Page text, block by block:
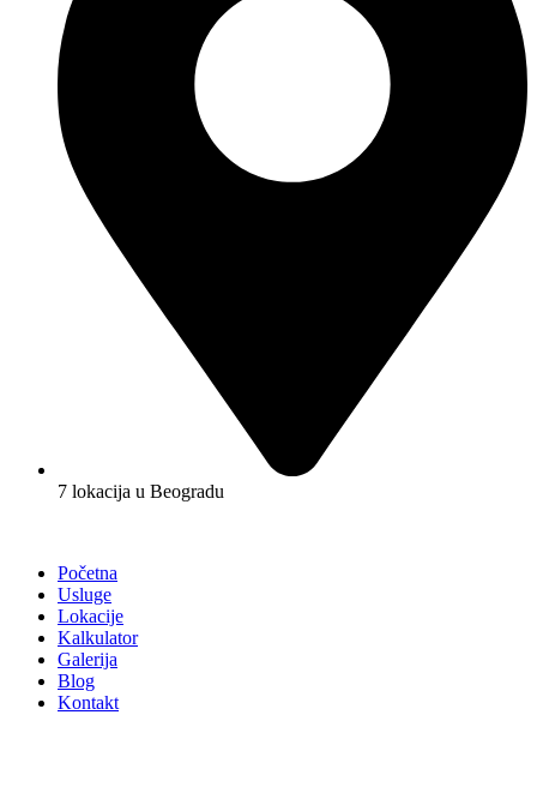
7 lokacija u Beogradu
Početna
Usluge
Lokacije
Kalkulator
Galerija
Blog
Kontakt